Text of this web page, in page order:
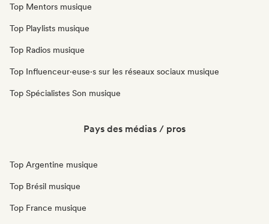
Top Mentors musique
Top Playlists musique
Top Radios musique
Top Influenceur·euse·s sur les réseaux sociaux musique
Top Spécialistes Son musique
Pays des médias / pros
Top Argentine musique
Top Brésil musique
Top France musique